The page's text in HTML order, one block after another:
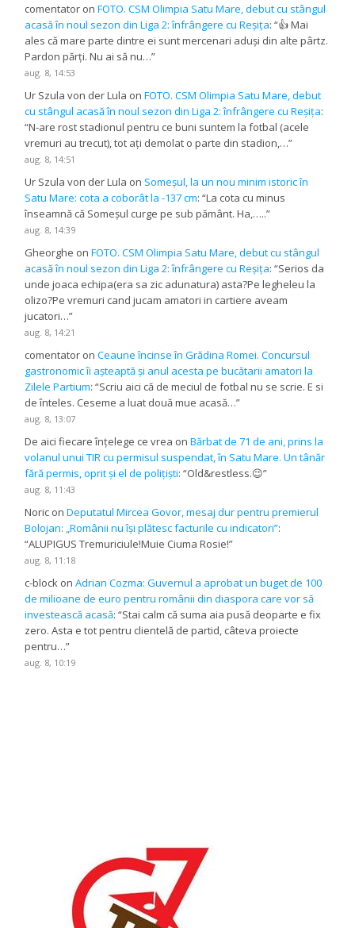
comentator onFOTO. CSM Olimpia Satu Mare, debut cu stângul
acasă în noul sezon din Liga 2: înfrângere cu Reșița: “👍 Mai
ales că mare parte dintre ei sunt mercenari aduși din alte pârtz.
Pardon părți. Nu ai să nu…”
aug. 8, 14:53
Ur Szula von der Lula onFOTO. CSM Olimpia Satu Mare, debut
cu stângul acasă în noul sezon din Liga 2: înfrângere cu Reșița:
“N-are rost stadionul pentru ce buni suntem la fotbal (acele
vremuri au trecut), tot ați demolat o parte din stadion,…”
aug. 8, 14:51
Ur Szula von der Lula on Someșul, la un nou minim istoric în
Satu Mare: cota a coborât la -137 cm: “La cota cu minus
înseamnă că Someșul curge pe sub pământ. Ha,…..”
aug. 8, 14:39
Gheorghe onFOTO. CSM Olimpia Satu Mare, debut cu stângul
acasă în noul sezon din Liga 2: înfrângere cu Reșița: “Serios da
unde joaca echipa(era sa zic adunatura) asta?Pe legheleu la
olizo?Pe vremuri cand jucam amatori in cartiere aveam
jucatori…”
aug. 8, 14:21
comentator onCeaune încinse în Grădina Romei. Concursul
gastronomic îi așteaptă și anul acesta pe bucătarii amatori la
Zilele Partium: “Scriu aici că de meciul de fotbal nu se scrie. E si
de înteles. Ceseme a luat două mue acasă…”
aug. 8, 13:07
De aici fiecare înțelege ce vrea onBărbat de 71 de ani, prins la
volanul unui TIR cu permisul suspendat, în Satu Mare. Un tânăr
fără permis, oprit și el de polițiști: “Old&restless.😉”
aug. 8, 11:43
Noric onDeputatul Mircea Govor, mesaj dur pentru premierul
Bolojan: „Românii nu își plătesc facturile cu indicatori”:
“ALUPIGUS Tremuriciule!Muie Ciuma Rosie!”
aug. 8, 11:18
c-block onAdrian Cozma: Guvernul a aprobat un buget de 100
de milioane de euro pentru românii din diaspora care vor să
investească acasă: “Stai calm că suma aia pusă deoparte e fix
zero. Asta e tot pentru clientelă de partid, câteva proiecte
pentru…”
aug. 8, 10:19